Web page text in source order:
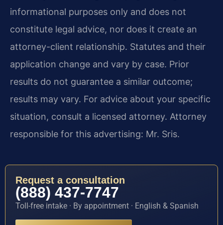
informational purposes only and does not
constitute legal advice, nor does it create an
attorney-client relationship. Statutes and their
application change and vary by case. Prior
results do not guarantee a similar outcome;
results may vary. For advice about your specific
situation, consult a licensed attorney. Attorney
responsible for this advertising: Mr. Sris.
Request a consultation
(888) 437-7747
Toll-free intake · By appointment · English & Spanish